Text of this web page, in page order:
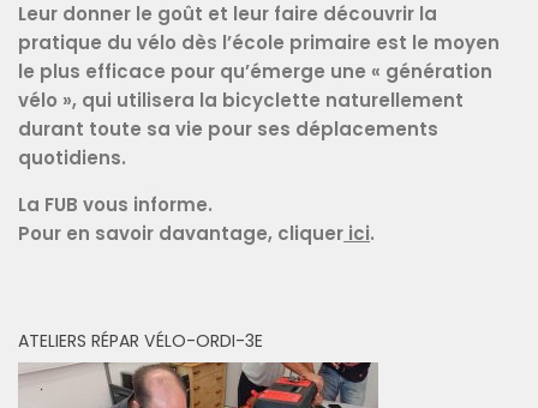
Leur donner le goût et leur faire découvrir la
pratique du vélo dès l’école primaire est le moyen
le plus efficace pour qu’émerge une « génération
vélo », qui utilisera la bicyclette naturellement
durant toute sa vie pour ses déplacements
quotidiens.
La FUB vous informe.
Pour en savoir davantage, cliquer ici.
ATELIERS RÉPAR VÉLO-ORDI-3E